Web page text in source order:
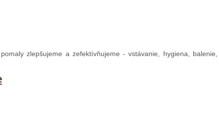
zlepšujeme a zefektívňujeme - vstávanie, hygiena,